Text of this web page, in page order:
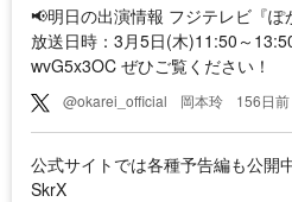
📢明日の出演情報 フジテレビ『ぽ
放送日時：3月5日(木)11:50～
wvG5x3OC ぜひご覧ください！
@okarei_official 岡本玲 156日前
公式サイトでは各種予告編も公開
SkrX